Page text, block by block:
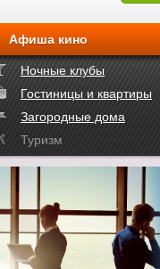
Афиша кино
Ночные клубы
Гостиницы и квартиры
Загородные дома
Туризм